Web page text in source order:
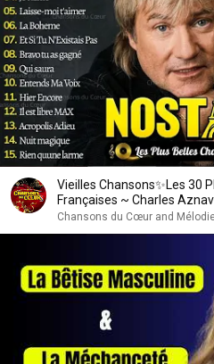
Vieilles Chansons✨Les 30
Françaises ~ Charles
Jérome...
Chansons du Cœur and